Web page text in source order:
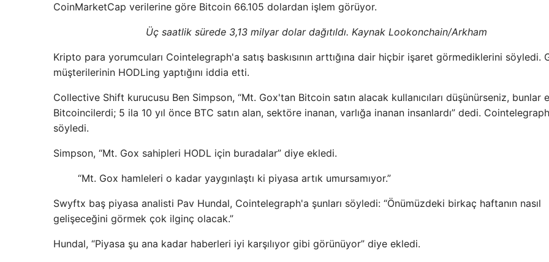
CoinMarketCap verilerine göre Bitcoin 66.105 dolardan işlem görüyor.
Üç saatlik sürede 3,13 milyar dolar dağıtıldı. Kaynak Lookonchain/Arkham
Kripto para yorumcuları Cointelegraph'a satış baskısının arttığına dair hiçbir işaret görmediklerini söyledi.
müşterilerinin HODLing yaptığını iddia etti.
Collective Shift kurucusu Ben Simpson, “Mt. Gox'tan Bitcoin satın alacak kullanıcıları düşünürseniz, bunlar
Bitcoincilerdi; 5 ila 10 yıl önce BTC satın alan, sektöre inanan, varlığa inanan insanlardı” dedi.
söyledi.
Simpson, “Mt. Gox sahipleri HODL için buradalar” diye ekledi.
“Mt. Gox hamleleri o kadar yaygınlaştı ki piyasa artık umursamıyor.”
Swyftx baş piyasa analisti Pav Hundal, Cointelegraph'a şunları söyledi: “Önümüzdeki birkaç haftanın nasıl
gelişeceğini görmek çok ilginç olacak.”
Hundal, “Piyasa şu ana kadar haberleri iyi karşılıyor gibi görünüyor” diye ekledi.